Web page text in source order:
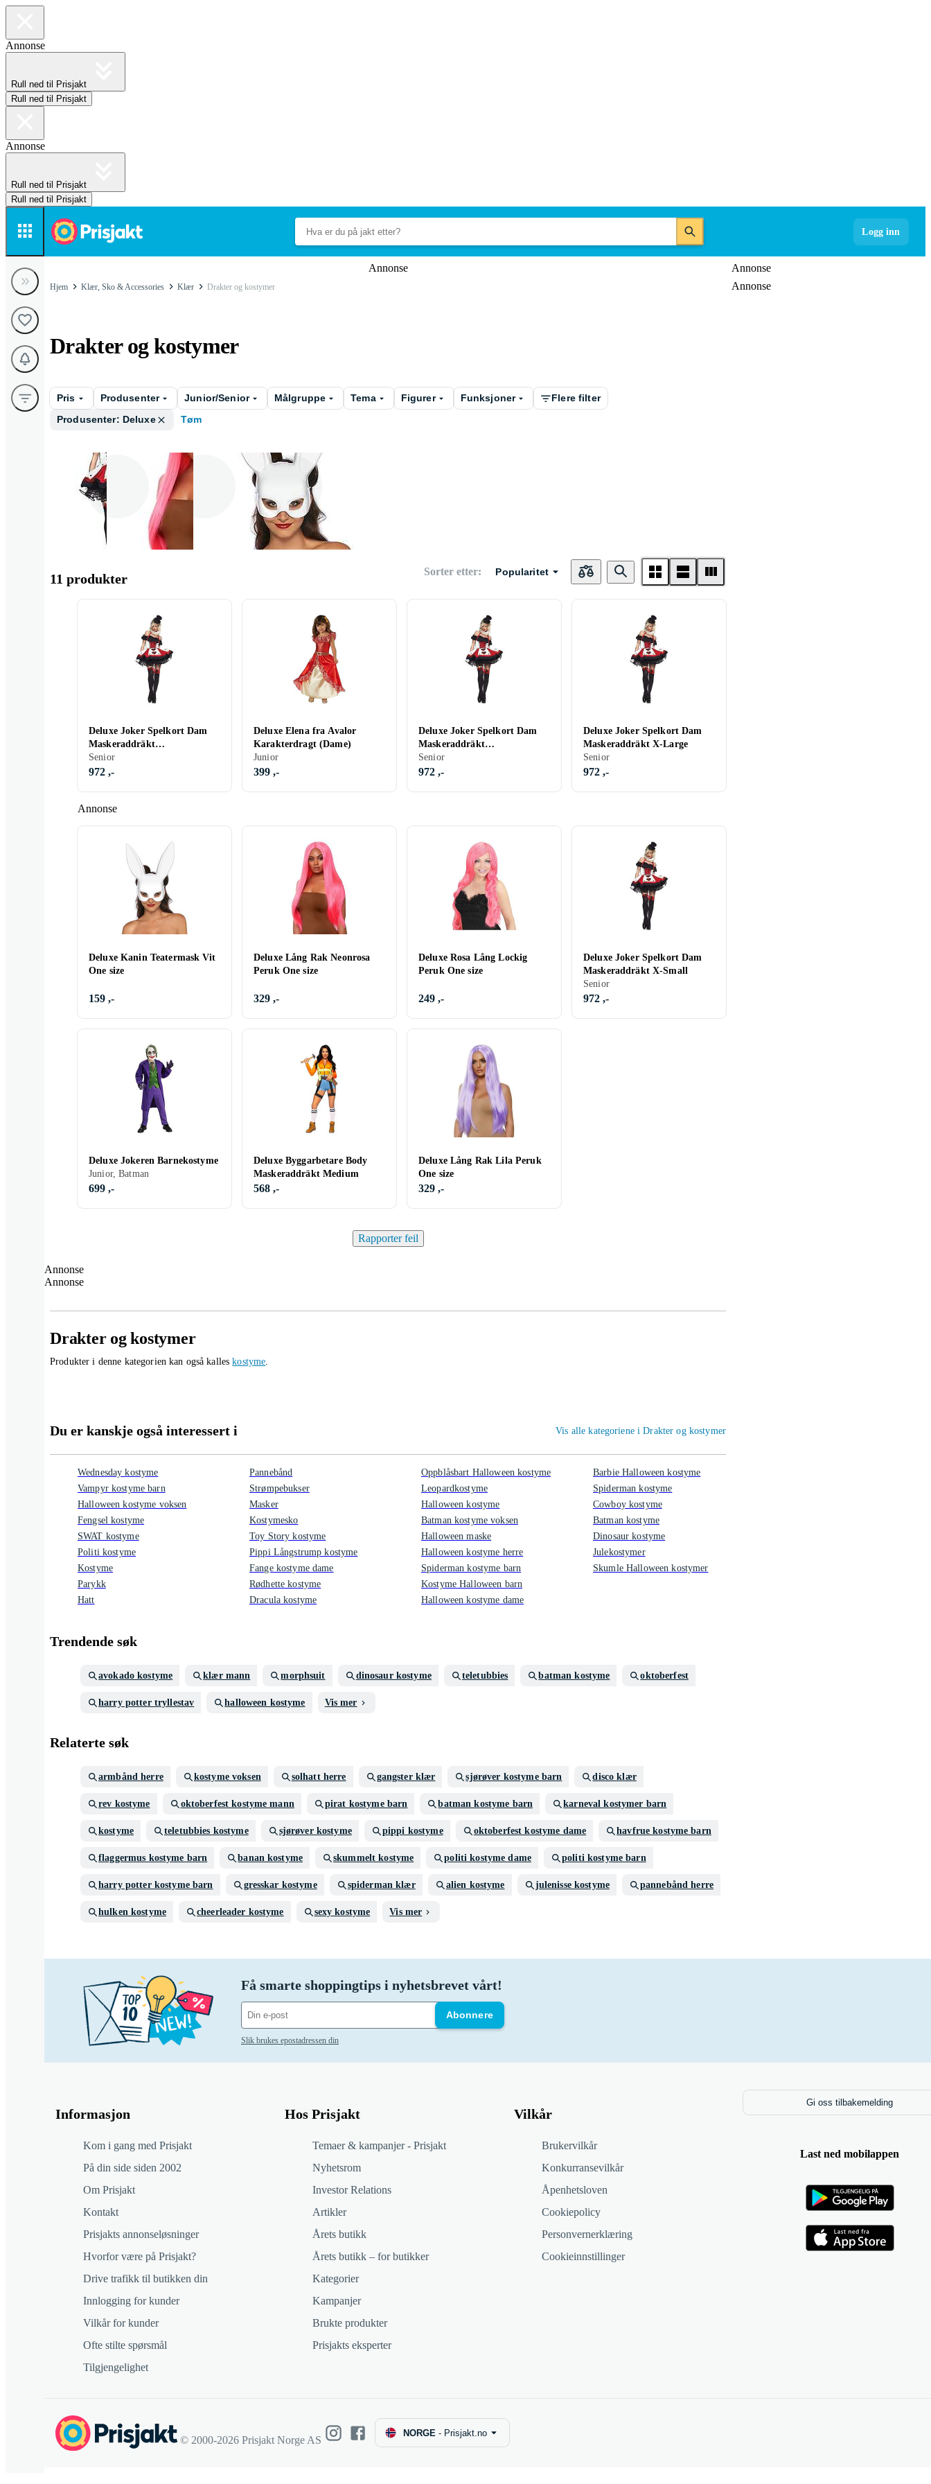
Annonse
Rull ned til Prisjakt
Rull ned til Prisjakt
Annonse
Rull ned til Prisjakt
Rull ned til Prisjakt
Logg inn
Annonse
Annonse
Annonse
Hjem Klær, Sko & Accessories Klær Drakter og kostymer
Drakter og kostymer
Pris Produsenter Junior/Senior Målgruppe Tema Figurer Funksjoner
Flere filter
Produsenter: Deluxe
Tøm
Kostyme Masker
11 produkter Sorter etter: Popularitet
Annonse
Deluxe Joker Spelkort Dam
Maskeraddräkt
Small/Medium
Senior
972 ,-
Deluxe Elena fra Avalor
Karakterdragt (Dame)
Junior
399 ,-
Deluxe Joker Spelkort Dam
Maskeraddräkt
Medium/Large
Senior
972 ,-
Deluxe Joker Spelkort Dam
Maskeraddräkt X-Large
Senior
972 ,-
Deluxe Kanin Teatermask Vit
One size
159 ,-
Deluxe Lång Rak Neonrosa
Peruk One size
329 ,-
Deluxe Rosa Lång Lockig
Peruk One size
249 ,-
Deluxe Joker Spelkort Dam
Maskeraddräkt X-Small
Senior
972 ,-
Deluxe Jokeren Barnekostyme
Junior, Batman
699 ,-
Deluxe Byggarbetare Body
Maskeraddräkt Medium
568 ,-
Deluxe Lång Rak Lila Peruk
One size
329 ,-
Rapporter feil
Annonse
Annonse
Drakter og kostymer
Produkter i denne kategorien kan også kalleskostyme.
Du er kanskje også interessert i Vis alle kategoriene i Drakter og kostymer
Wednesday kostyme
Vampyr kostyme barn
Halloween kostyme voksen
Fengsel kostyme
SWAT kostyme
Politi kostyme
Kostyme
Parykk
Hatt
Pannebånd
Strømpebukser
Masker
Kostymesko
Toy Story kostyme
Pippi Långstrump kostyme
Fange kostyme dame
Rødhette kostyme
Dracula kostyme
Oppblåsbart Halloween kostyme
Leopardkostyme
Halloween kostyme
Batman kostyme voksen
Halloween maske
Halloween kostyme herre
Spiderman kostyme barn
Kostyme Halloween barn
Halloween kostyme dame
Barbie Halloween kostyme
Spiderman kostyme
Cowboy kostyme
Batman kostyme
Dinosaur kostyme
Julekostymer
Skumle Halloween kostymer
Trendende søk
avokado kostyme klær mann morphsuit dinosaur kostyme teletubbies batman kostyme oktoberfest
harry potter tryllestav halloween kostyme Vis mer
Relaterte søk
armbånd herre kostyme voksen solhatt herre gangster klær sjørøver kostyme barn disco klær
rev kostyme oktoberfest kostyme mann pirat kostyme barn batman kostyme barn karneval kostymer barn
kostyme teletubbies kostyme sjørøver kostyme pippi kostyme oktoberfest kostyme dame havfrue kostyme barn
flaggermus kostyme barn banan kostyme skummelt kostyme politi kostyme dame politi kostyme barn
harry potter kostyme barn gresskar kostyme spiderman klær alien kostyme julenisse kostyme pannebånd herre
hulken kostyme cheerleader kostyme sexy kostyme Vis mer
Få smarte shoppingtips i nyhetsbrevet vårt!
Abonnere
Slik brukes epostadressen din
Informasjon
Kom i gang med Prisjakt
På din side siden 2002
Om Prisjakt
Kontakt
Prisjakts annonseløsninger
Hvorfor være på Prisjakt?
Drive trafikk til butikken din
Innlogging for kunder
Vilkår for kunder
Ofte stilte spørsmål
Tilgjengelighet
Hos Prisjakt
Temaer & kampanjer - Prisjakt
Nyhetsrom
Investor Relations
Artikler
Årets butikk
Årets butikk – for butikker
Kategorier
Kampanjer
Brukte produkter
Prisjakts eksperter
Vilkår
Brukervilkår
Konkurransevilkår
Åpenhetsloven
Cookiepolicy
Personvernerklæring
Cookieinnstillinger
Gi oss tilbakemelding
Last ned mobilappen
© 2000-2026 Prisjakt Norge AS
NORGE - Prisjakt.no